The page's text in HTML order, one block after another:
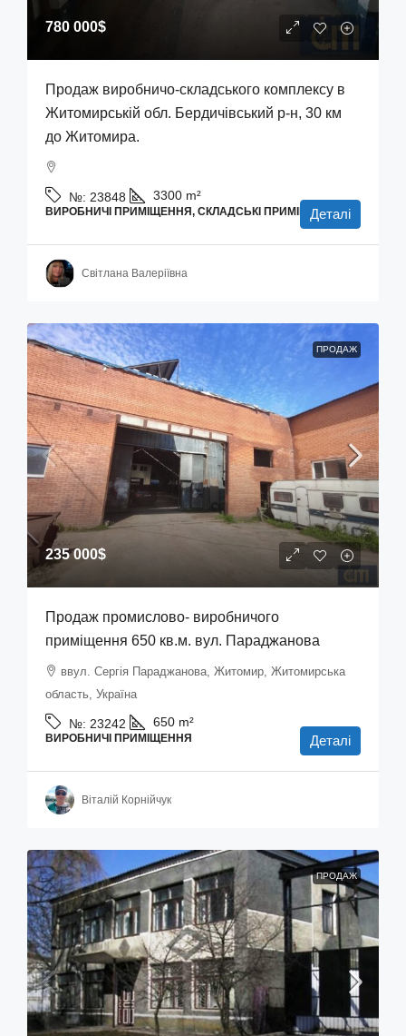
780 000$
Продаж виробничо-складського комплексу в
Житомирській обл. Бердичівський р-н, 30 км
до Житомира.
№: 23848 3300 m²
ВИРОБНИЧІ ПРИМІЩЕННЯ, СКЛАДСЬКІ ПРИМІЩЕННЯ
Деталі
Світлана Валеріївна
ПРОДАЖ
235 000$
Продаж промислово- виробничого
приміщення 650 кв.м. вул. Параджанова
ввул. Сергія Параджанова, Житомир, Житомирська
область, Україна
№: 23242 650 m²
ВИРОБНИЧІ ПРИМІЩЕННЯ Деталі
Віталій Корнійчук
ПРОДАЖ